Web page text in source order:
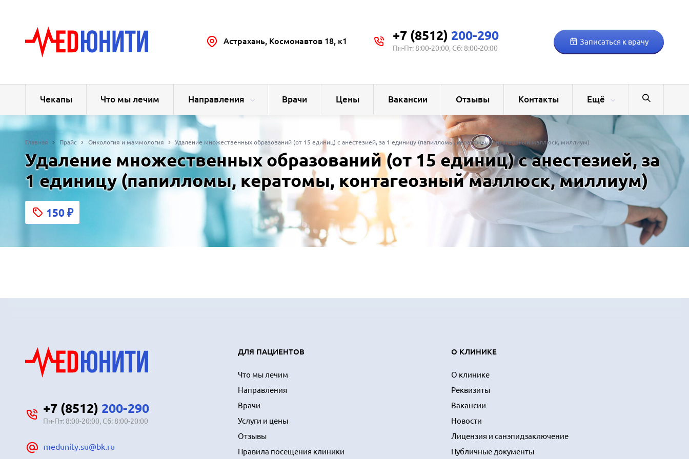
Астрахань, Космонавтов 18, к1 +7 (8512) 200-290
Пн-Пт: 8:00-20:00, Сб: 8:00-20:00
Записаться к врачу
Чекапы Что мы лечим Направления Врачи Цены Вакансии Отзывы Контакты Ещё
Главная Прайс Онкология и маммология Удаление множественных образований (от 15 единиц) с анестезией, за 1 единицу (папилломы, кератомы, контагеозный маллюск, миллиум)
Удаление множественных образований (от 15 единиц) с анестезией, за
1 единицу (папилломы, кератомы, контагеозный маллюск, миллиум)
150 ₽
+7 (8512) 200-290
Пн-Пт: 8:00-20:00, Сб: 8:00-20:00
medunity.su@bk.ru
ДЛЯ ПАЦИЕНТОВ
Что мы лечим
Направления
Врачи
Услуги и цены
Отзывы
Правила посещения клиники
О КЛИНИКЕ
О клинике
Реквизиты
Вакансии
Новости
Лицензия и санэпидзаключение
Публичные документы